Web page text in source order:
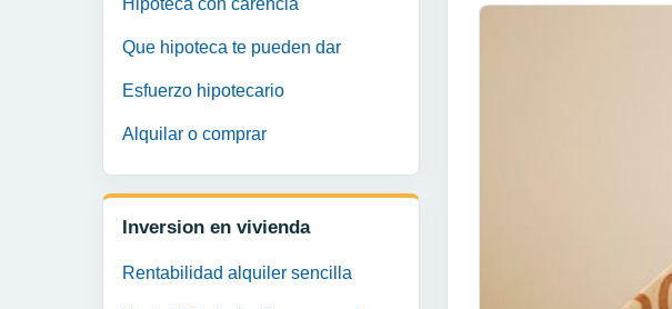
Hipoteca con carencia
Que hipoteca te pueden dar
Esfuerzo hipotecario
Alquilar o comprar
Inversion en vivienda
Rentabilidad alquiler sencilla